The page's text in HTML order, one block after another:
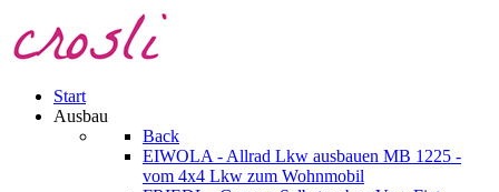
Start
Ausbau
Back
EIWOLA - Allrad Lkw ausbauen MB 1225 -
vom 4x4 Lkw zum Wohnmobil